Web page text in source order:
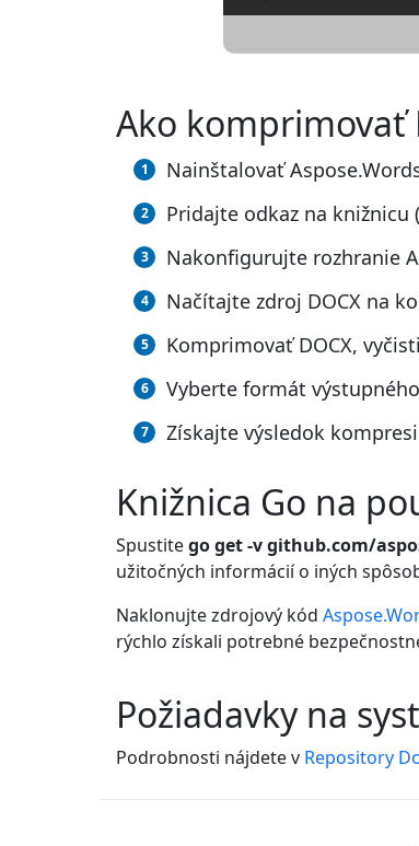
Ako komprimovať
Nainštalovať
Pridajte odkaz na
Nakonfigurujte rozhranie
Načítajte zdroj DOCX na
Komprimovať DOCX,
Vyberte formát
Získajte výsledok
Knižnica Go na
Spustitego get -v github.com/
užitočných informácií o iných
Naklonujte zdrojový kód
rýchlo získali potrebné
Požiadavky na
Podrobnosti nájdete v Repository